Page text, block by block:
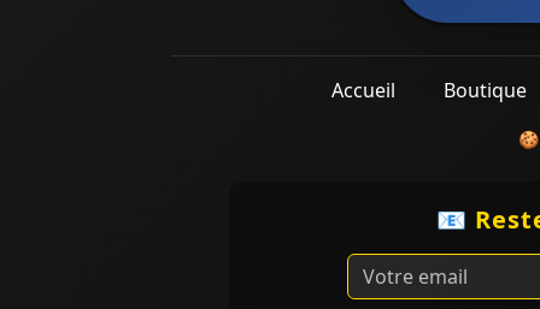
Accueil Boutique
📧